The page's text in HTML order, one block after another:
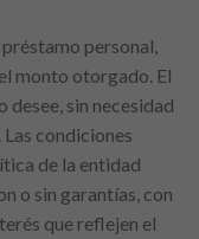
personal,
monto otorgado. El
sin necesidad
condiciones
de la entidad
o sin garantías, con
que reflejen el